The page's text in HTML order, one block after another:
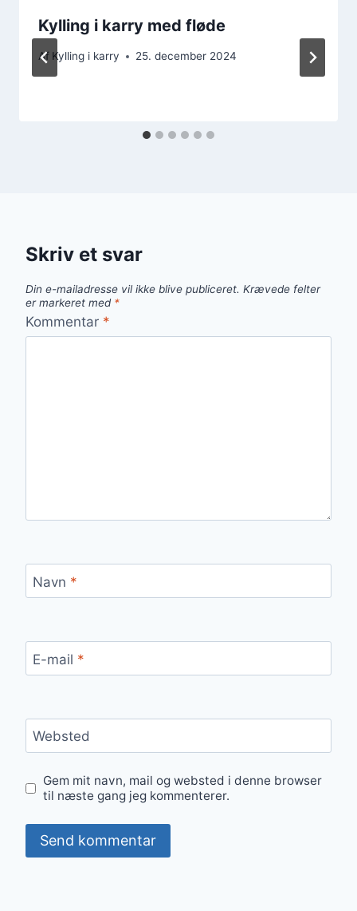
Kylling i karry med fløde
Af Kylling i karry 25. december 2024
Skriv et svar
Din e-mailadresse vil ikke blive publiceret. Krævede felter
er markeret med *
Kommentar *
Navn *
E-mail *
Websted
Gem mit navn, mail og websted i denne browser
til næste gang jeg kommenterer.